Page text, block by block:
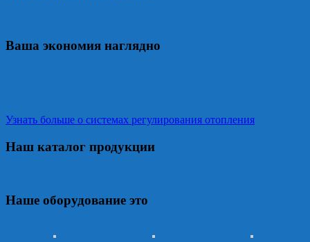
Ваша экономия наглядно
Узнать больше о системах регулирования отопления
Наш каталог продукции
Наше оборудование это